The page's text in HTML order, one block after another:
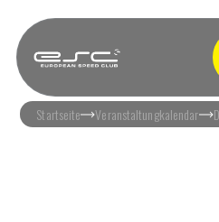
Startseite Veranstaltungkalendar